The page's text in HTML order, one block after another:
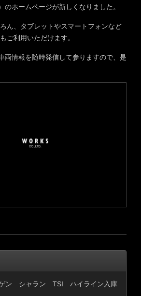
のホームページが新しくなりました。
ん、タブレットやスマートフォンなど
ご利用いただけます。
両情報を随時発信して参りますので、是
ゲン シャラン TSI ハイライン入庫